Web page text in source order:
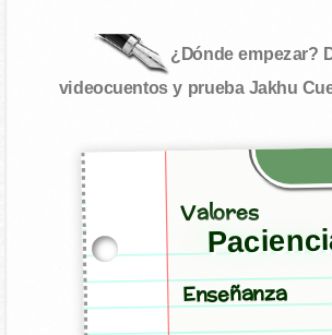
¿Dónde empezar?
videocuentos y prueba Jakhu
Valores
Enseñanza